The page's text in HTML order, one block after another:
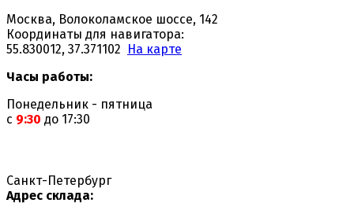
Москва, Волоколамское шоссе, 142
Координаты для навигатора:
55.830012, 37.371102 На карте
Часы работы:
Понедельник - пятница
с 9:30 до 17:30
Санкт-Петербург
Адрес склада: